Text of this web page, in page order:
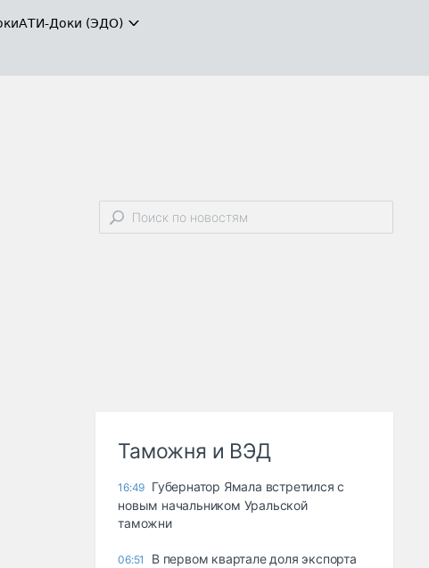
АТИ-Доки (ЭДО)
Таможня и ВЭД
16:49 Губернатор Ямала встретился с
новым начальником Уральской
таможни
06:51
В первом квартале доля экспорта